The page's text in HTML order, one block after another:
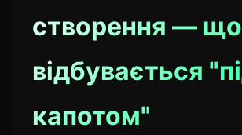
створення — що
відбувається
капотом"